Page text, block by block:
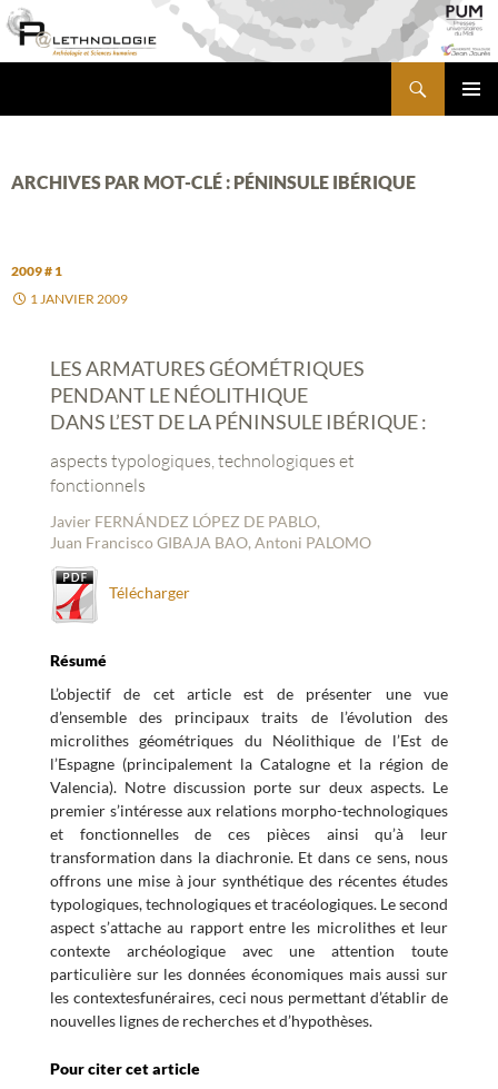
Aller
au
contenu
ARCHIVES PAR MOT-CLÉ : PÉNINSULE IBÉRIQUE
2009 # 1
1 JANVIER 2009
LES ARMATURES GÉOMÉTRIQUES
PENDANT LE NÉOLITHIQUE
DANS L’EST DE LA PÉNINSULE IBÉRIQUE :
aspects typologiques, technologiques et
fonctionnels
Javier FERNÁNDEZ LÓPEZ DE PABLO,
Juan Francisco GIBAJA BAO, Antoni PALOMO
Télécharger
Résumé
L’objectif de cet article est de présenter une vue
d’ensemble des principaux traits de l’évolution des
microlithes géométriques du Néolithique de l’Est de
l’Espagne (principalement la Catalogne et la région de
Valencia). Notre discussion porte sur deux aspects. Le
premier s’intéresse aux relations morpho-technologiques
et fonctionnelles de ces pièces ainsi qu’à leur
transformation dans la diachronie. Et dans ce sens, nous
offrons une mise à jour synthétique des récentes études
typologiques, technologiques et tracéologiques. Le second
aspect s’attache au rapport entre les microlithes et leur
contexte archéologique avec une attention toute
particulière sur les données économiques mais aussi sur
les contextesfunéraires, ceci nous permettant d’établir de
nouvelles lignes de recherches et d’hypothèses.
Pour citer cet article